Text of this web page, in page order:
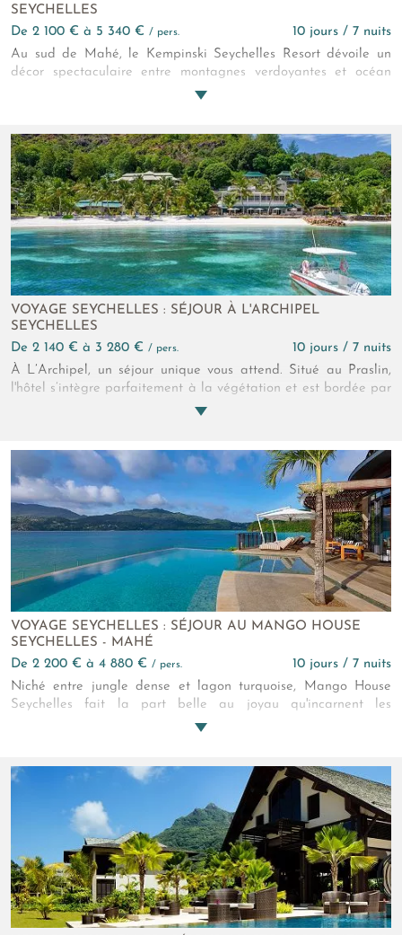
SEYCHELLES
de 2 100 € à 5 340 € / pers.
10 jours / 7 nuits
Au sud de Mahé, le Kempinski Seychelles Resort dévoile un
décor spectaculaire entre montagnes verdoyantes et océan
scintillant. Ici, chaque lever de soleil est une promesse
instants suspendus. L’hôtel se présente ainsi comme une
adresse d’exception pour les voyageurs en quête de sérénité,
d’élégance et d’expériences authentiques.
VOYAGE SEYCHELLES : SÉJOUR À L'ARCHIPEL
SEYCHELLES
de 2 140 € à 3 280 € / pers.
10 jours / 7 nuits
À L’Archipel, un séjour unique vous attend. Situé au Praslin,
l'hôtel s’intègre parfaitement à la végétation et est bordée par
un océan dévoilant ses nuances infinies de bleu. La
en fait un refuge à la fois unique et simple.
VOYAGE SEYCHELLES : SÉJOUR AU MANGO HOUSE
SEYCHELLES - MAHÉ
de 2 200 € à 4 880 € / pers.
10 jours / 7 nuits
Niché entre jungle dense et lagon turquoise, Mango House
Seychelles fait la part belle au joyau qu'incarnent les
Seychelles. Ici, le luxe est subtil et se fond dans la nature
quotidiennement. Ici, on savoure également une cuisine
inspirée du monde et des îles. Mango House offre une
parenthèse rare où l'on s’abandonne à la douceur de vivre